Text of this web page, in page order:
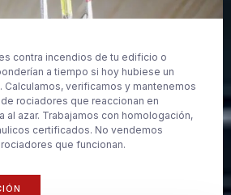
contra incendios de tu edificio o
a tiempo si hoy hubiese un
Calculamos, verificamos y mantenemos
rociadores que reaccionan en
al azar. Trabajamos con homologación,
certificados. No vendemos
que funcionan.